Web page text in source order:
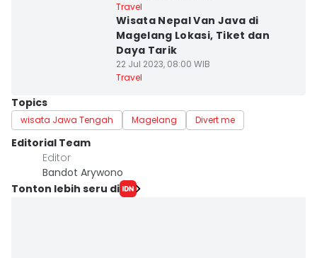
Travel
Wisata Nepal Van Java di
Magelang Lokasi, Tiket dan
Daya Tarik
22 Jul 2023, 08:00 WIB
Travel
Topics
wisata Jawa Tengah Magelang Divert me
Editorial Team
Editor
Bandot Arywono
Tonton lebih seru di